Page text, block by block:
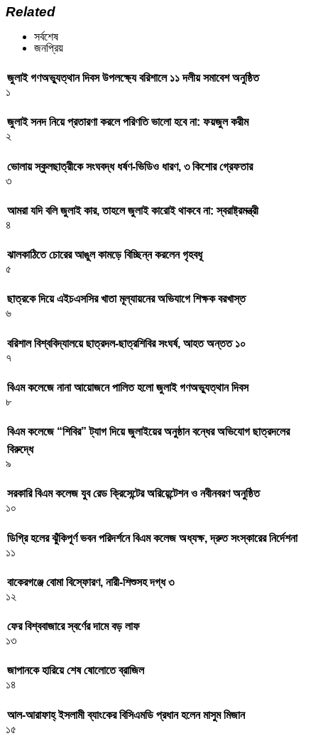
Related
সর্বশেষ
জনপ্রিয়
জুলাই গণঅভ্যুত্থান দিবস উপলক্ষ্যে বরিশালে ১১ দলীয় সমাবেশ অনুষ্ঠিত
১
জুলাই সনদ নিয়ে প্রতারণা করলে পরিণতি ভালো হবে না: ফয়জুল করীম
২
ভোলায় স্কুলছাত্রীকে সংঘবদ্ধ ধর্ষণ-ভিডিও ধারণ, ৩ কিশোর গ্রেফতার
৩
আমরা যদি বলি জুলাই কার, তাহলে জুলাই কারোই থাকবে না: স্বরাষ্ট্রমন্ত্রী
৪
ঝালকাঠিতে চোরের আঙুল কামড়ে বিচ্ছিন্ন করলেন গৃহবধূ
৫
ছাত্রকে দিয়ে এইচএসসির খাতা মূল্যায়নের অভিযাগে শিক্ষক বরখাস্ত
৬
বরিশাল বিশ্ববিদ্যালয়ে ছাত্রদল-ছাত্রশিবির সংঘর্ষ, আহত অন্তত ১০
৭
বিএম কলেজে নানা আয়োজনে পালিত হলো জুলাই গণঅভ্যুত্থান দিবস
৮
বিএম কলেজে “শিবির” ট্যাগ দিয়ে জুলাইয়ের অনুষ্ঠান বন্ধের অভিযোগ ছাত্রদলের
বিরুদ্ধে
৯
সরকারি বিএম কলেজ যুব রেড ক্রিসেন্টের অরিয়েন্টেশন ও নবীনবরণ অনুষ্ঠিত
১০
ডিগ্রি হলের ঝুঁকিপূর্ণ ভবন পরিদর্শনে বিএম কলেজ অধ্যক্ষ, দ্রুত সংস্কারের নির্দেশনা
১১
বাকেরগঞ্জে বোমা বিস্ফোরণ, নারী-শিশুসহ দগ্ধ ৩
১২
ফের বিশ্ববাজারে স্বর্ণের দামে বড় লাফ
১৩
জাপানকে হারিয়ে শেষ ষোলোতে ব্রাজিল
১৪
আল-আরাফাহ্ ইসলামী ব্যাংকের বিসিএমডি প্রধান হলেন মাসুম মিজান
১৫